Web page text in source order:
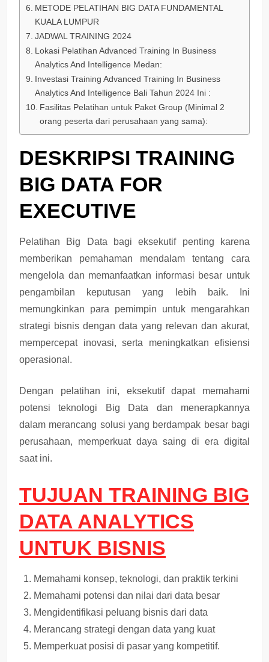
METODE PELATIHAN BIG DATA FUNDAMENTAL
KUALA LUMPUR
JADWAL TRAINING 2024
Lokasi Pelatihan Advanced Training In Business
Analytics And Intelligence Medan:
Investasi Training Advanced Training In Business
Analytics And Intelligence Bali Tahun 2024 Ini :
Fasilitas Pelatihan untuk Paket Group (Minimal 2
orang peserta dari perusahaan yang sama):
DESKRIPSI TRAINING
BIG DATA FOR
EXECUTIVE
Pelatihan Big Data bagi eksekutif penting karena
memberikan pemahaman mendalam tentang cara
mengelola dan memanfaatkan informasi besar untuk
pengambilan keputusan yang lebih baik. Ini
memungkinkan para pemimpin untuk mengarahkan
strategi bisnis dengan data yang relevan dan akurat,
mempercepat inovasi, serta meningkatkan efisiensi
operasional.
Dengan pelatihan ini, eksekutif dapat memahami
potensi teknologi Big Data dan menerapkannya
dalam merancang solusi yang berdampak besar bagi
perusahaan, memperkuat daya saing di era digital
saat ini.
TUJUAN TRAINING BIG
DATA ANALYTICS
UNTUK BISNIS
Memahami konsep, teknologi, dan praktik terkini
Memahami potensi dan nilai dari data besar
Mengidentifikasi peluang bisnis dari data
Merancang strategi dengan data yang kuat
Memperkuat posisi di pasar yang kompetitif.